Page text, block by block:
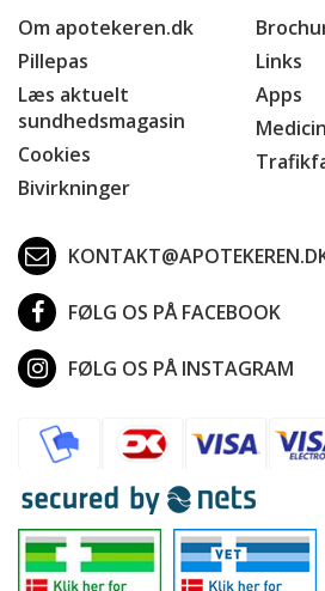
Om apotekeren.dk
Pillepas
Læs aktuelt
sundhedsmagasin
Cookies
Bivirkninger
Links
Apps
FØLG OS PÅ FACEBOOK
FØLG OS PÅ INSTAGRAM